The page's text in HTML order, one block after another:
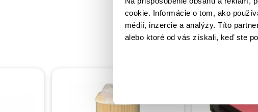
cookie. Informácie o tom, ako
médií, inzercie a analýzy. Títo
alebo ktoré od vás získali, keď ste